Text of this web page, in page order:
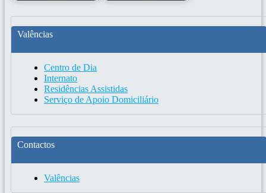
Valências
Centro de Dia
Internato
Residências Assistidas
Serviço de Apoio Domiciliário
Contactos
Valências